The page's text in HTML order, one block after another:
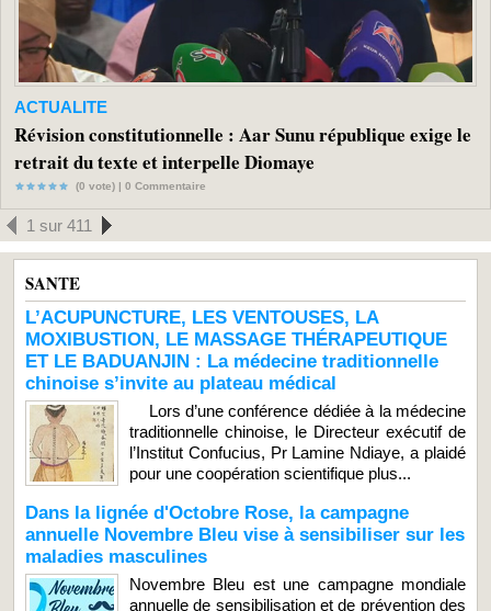
ACTUALITE
Révision constitutionnelle : Aar Sunu république exige le
retrait du texte et interpelle Diomaye
(0 vote) | 0 Commentaire
1 sur 411
SANTE
L’ACUPUNCTURE, LES VENTOUSES, LA
MOXIBUSTION, LE MASSAGE THÉRAPEUTIQUE
ET LE BADUANJIN : La médecine traditionnelle
chinoise s’invite au plateau médical
Lors d’une conférence dédiée à la médecine
traditionnelle chinoise, le Directeur exécutif de
l’Institut Confucius, Pr Lamine Ndiaye, a plaidé
pour une coopération scientifique plus...
Dans la lignée d'Octobre Rose, la campagne
annuelle Novembre Bleu vise à sensibiliser sur les
maladies masculines
Novembre Bleu est une campagne mondiale
annuelle de sensibilisation et de prévention des